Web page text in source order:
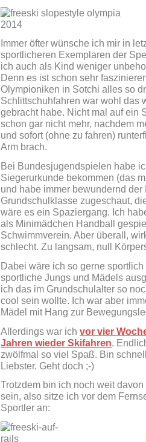
Immer öfter wünsche ich mir in
sportlicheren Exemplaren der
ich auch als Kind weniger
Denn es ist schon sehr
Olympioniken in Sotchi alles so
Schlittschuhfahren war wohl das
gebracht habe. Nicht mal auf ein
schon gar nicht mehr, nachdem
und sofort (ohne zu fahren)
Arm brach.
Bei Bundesjugendspielen habe
Siegerurkunde bekommen (das
und habe immer bewundernd
Grundschulklasse zugeschaut,
wäre es ein Spaziergang. Ich
als Minimädchen Handball
Schwimmverein. Aber überall,
schlecht. Zu langsam, null
Dabei wäre ich so gerne
sportliche Jungs und Mädels
ich das im Grundschulalter so
cool sein wollte. Ich war aber
Mädel mit Hang zur
Allerdings war ich vor vier
Jahren wieder Skifahren.
zwölfmal so viel Spaß. Bin
Liebster. Geht doch ;-)
Trotzdem bin ich noch weit
sein, also sitze ich vor dem
Sportler an: